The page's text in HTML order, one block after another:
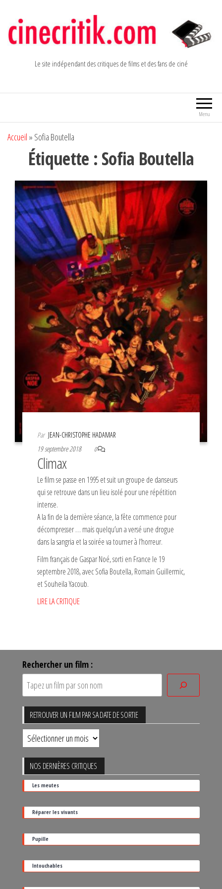
contenu
Le site indépendant des critiques de films et des fans de ciné
Menu
Accueil » Sofia Boutella
Étiquette : Sofia Boutella
Par JEAN-CHRISTOPHE HADAMAR
19 septembre 2018
0
Climax
Le film se passe en 1995 et suit un groupe de danseurs
qui se retrouve dans un lieu isolé pour une répétition
intense.
A la fin de la dernière séance, la fête commence pour
décompresser … mais quelqu’un a versé une drogue
dans la sangria et la soirée va tourner à l’horreur.
Film français de Gaspar Noé, sorti en France le 19
septembre 2018, avec Sofia Boutella, Romain Guillermic,
et Souheila Yacoub.
LIRE LA CRITIQUE
Rechercher un film :
RETROUVER UN FILM PAR SA DATE DE SORTIE
Retrouver
un
film
par
sa
date
de
sortie
NOS DERNIÈRES CRITIQUES
Les meutes
Réparer les vivants
Pupille
Intouchables